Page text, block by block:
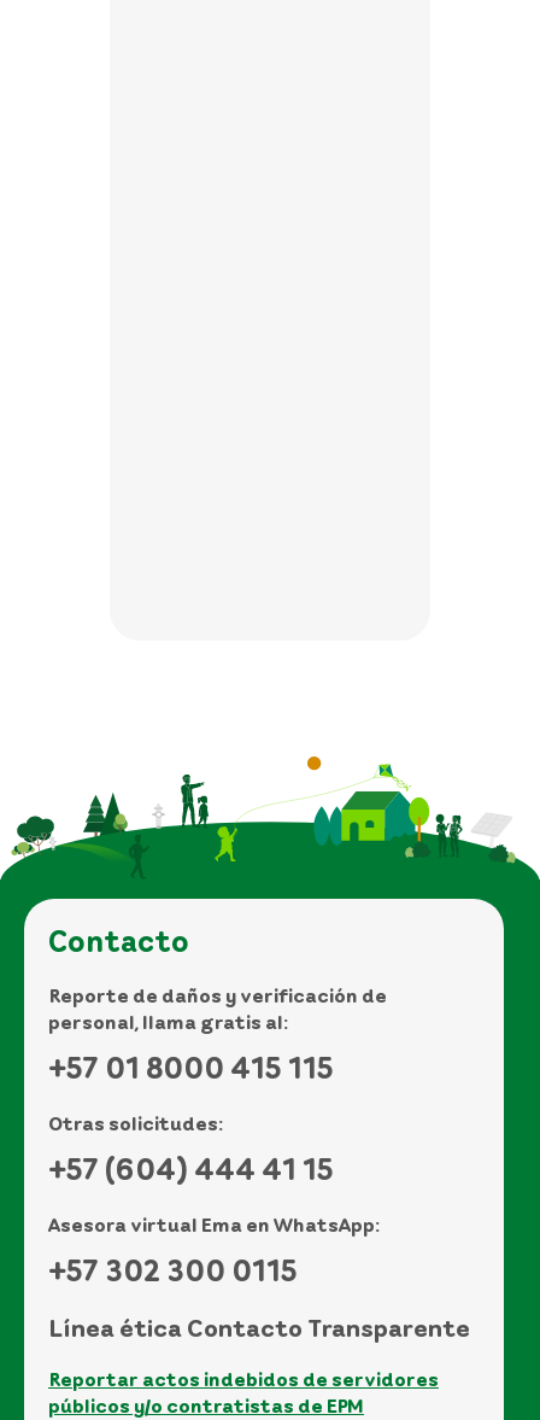
Contacto
Reporte de daños y verificación de
personal, llama gratis al:
+57 01 8000 415 115
Otras solicitudes:
+57 (604) 444 41 15
Asesora virtual Ema en WhatsApp:
+57 302 300 0115
Línea ética Contacto Transparente
Reportar actos indebidos de servidores
públicos y/o contratistas de EPM